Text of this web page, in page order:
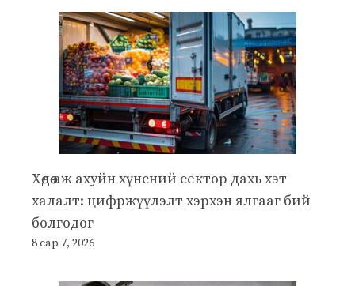
Хөдөө аж ахуйн хүнсний сектор дахь хэт
халалт: цифржүүлэлт хэрхэн ялгааг бий
болгодог
8 сар 7, 2026